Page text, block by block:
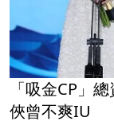
「吸金CP」
俠曾不爽IU